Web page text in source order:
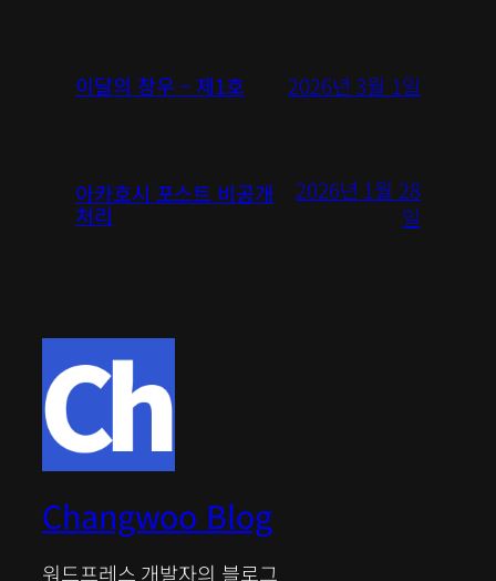
이달의 창우 – 제1호 2026년 3월 1일
아카호시 포스트 비공개
처리
2026년 1월 28
일
Changwoo Blog
워드프레스 개발자의 블로그